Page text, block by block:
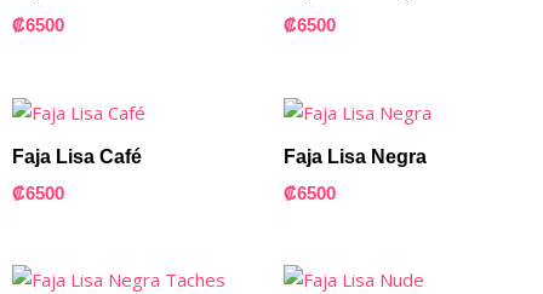
₡6500
₡6500
Faja Lisa Café
₡6500
Faja Lisa Negra
₡6500